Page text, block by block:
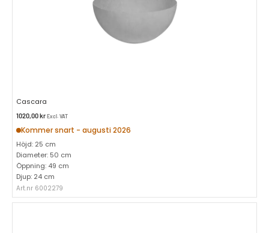
Cascara
1020,00krExcl. VAT
Kommer snart - augusti 2026
Höjd: 25 cm
Diameter: 50 cm
Öppning: 49 cm
Djup: 24 cm
Art.nr 6002279